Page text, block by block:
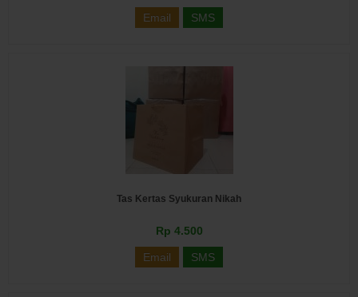
Email SMS
Tas Kertas Syukuran Nikah
Rp 4.500
Email SMS